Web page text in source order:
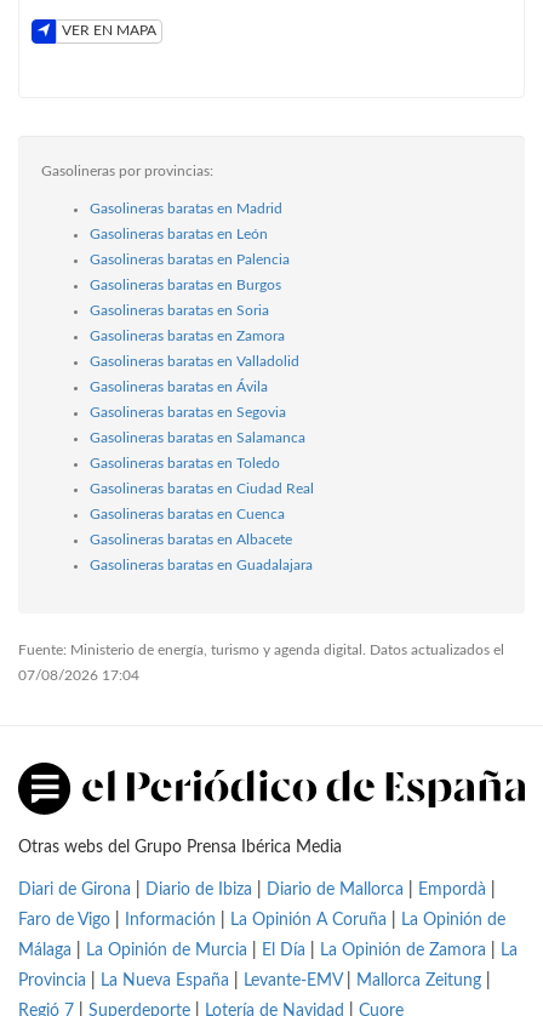
VER EN MAPA
Gasolineras por provincias:
Gasolineras baratas en Madrid
Gasolineras baratas en León
Gasolineras baratas en Palencia
Gasolineras baratas en Burgos
Gasolineras baratas en Soria
Gasolineras baratas en Zamora
Gasolineras baratas en Valladolid
Gasolineras baratas en Ávila
Gasolineras baratas en Segovia
Gasolineras baratas en Salamanca
Gasolineras baratas en Toledo
Gasolineras baratas en Ciudad Real
Gasolineras baratas en Cuenca
Gasolineras baratas en Albacete
Gasolineras baratas en Guadalajara
Fuente: Ministerio de energía, turismo y agenda digital. Datos actualizados el
07/08/2026 17:04
Otras webs del Grupo Prensa Ibérica Media
Diari de Girona Diario de Ibiza Diario de Mallorca Empordà
Faro de Vigo
Información La Opinión A Coruña
La Opinión de
Málaga
La Opinión de Murcia El Día La Opinión de Zamora
La
Provincia
La Nueva España Levante-EMV| Mallorca Zeitung
Regió 7
Superdeporte Lotería de Navidad Cuore